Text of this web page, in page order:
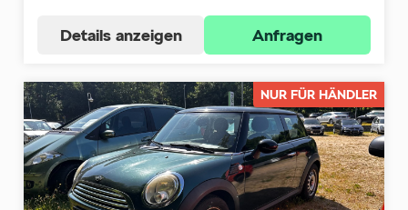
Details anzeigen Anfragen
NUR FÜR HÄNDLER